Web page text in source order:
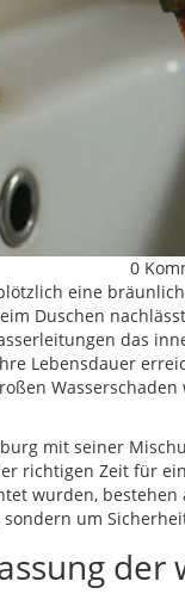
0
eine
Duschen
das
Lebensdauer
mit seiner
richtigen Zeit für
wurden,
um
der